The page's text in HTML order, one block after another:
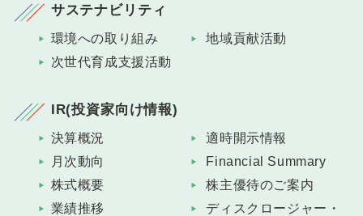
サステナビリティ
環境への取り組み
地域貢献活動
次世代育成支援活動
IR(投資家向け情報)
決算概況
適時開示情報
月次動向
Financial Summary
株式概要
株主優待のご案内
業績推移
ディスクロージャー・